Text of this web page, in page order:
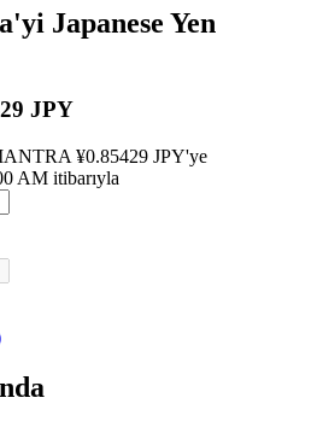
'yi Japanese Yen
JPY
¥0.85429 JPY'ye
AM itibarıyla